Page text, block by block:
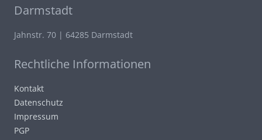
Darmstadt
Jahnstr. 70 | 64285 Darmstadt
Rechtliche Informationen
Kontakt
Datenschutz
Impressum
PGP